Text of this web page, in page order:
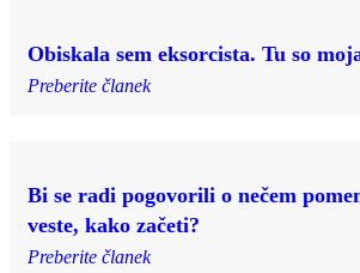
Obiskala sem eksorcista. Tu so
Preberite članek
Bi se radi pogovorili o nečem
veste, kako začeti?
Preberite članek